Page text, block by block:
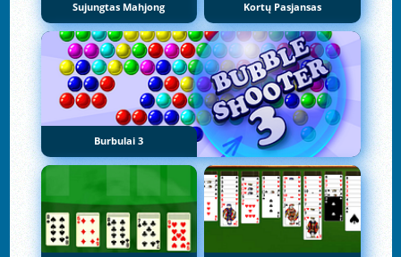
Sujungtas Mahjong Kortų Pasjansas
Burbulai 3